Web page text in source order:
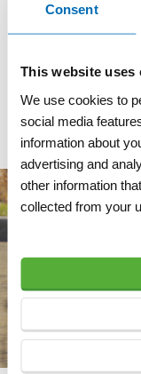
Consent
This website uses
We use cookies to
social media
information about
advertising and
other information
collected from your
Maximale
Materiaal